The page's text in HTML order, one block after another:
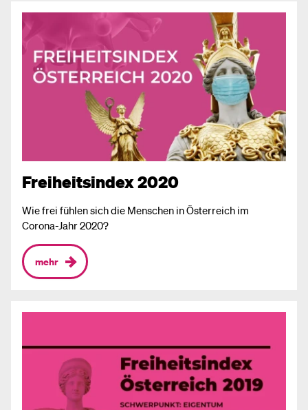
Freiheitsindex 2020
Wie frei fühlen sich die Menschen in Österreich im
Corona-Jahr 2020?
mehr